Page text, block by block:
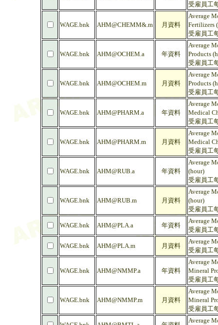
受雇員工
WAGE.bnk AHM@CHEMM&.m 月資料
Average
Fertilizers
受雇員工
WAGE.bnk AHM@OCHEM.a 年資料
Average
Products
受雇員工
WAGE.bnk AHM@OCHEM.m 月資料
Average
Products
受雇員工
WAGE.bnk AHM@PHARM.a 年資料
Average
Medical
受雇員工
WAGE.bnk AHM@PHARM.m 月資料
Average
Medical
受雇員工
WAGE.bnk AHM@RUB.a 年資料
Average
(hour)
受雇員工
WAGE.bnk AHM@RUB.m 月資料
Average
(hour)
受雇員工
WAGE.bnk AHM@PLA.a 年資料
Average
受雇員工
WAGE.bnk AHM@PLA.m 月資料
Average
受雇員工
WAGE.bnk AHM@NMMP.a 年資料
Average
Mineral
受雇員工
WAGE.bnk AHM@NMMP.m 月資料
Average
Mineral
受雇員工
Average